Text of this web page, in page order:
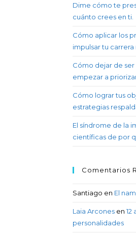
Dime cómo te
cuánto crees en ti.
Cómo aplicar los
impulsar tu carrera
Cómo dejar de ser
empezar a
Cómo lograr tus
estrategias
El síndrome de la
científicas de por
Comentarios
Santiago en El
Laia Arcones en 12
personalidades